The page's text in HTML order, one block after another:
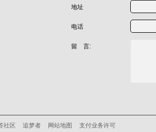
地址
电话
留 言:
社区 追梦者 网站地图 支付业务许可